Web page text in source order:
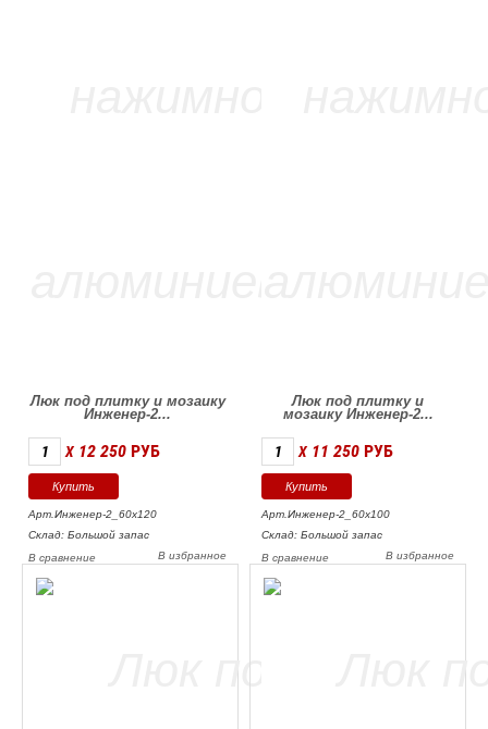
Люк под плитку и мозаику
Инженер-2...
X 12 250 РУБ
Арт.Инженер-2_60х120
Склад: Большой запас
В избранное
В сравнение
Люк под плитку и
мозаику Инженер-2...
X 11 250 РУБ
Арт.Инженер-2_60х100
Склад: Большой запас
В избранное
В сравнение